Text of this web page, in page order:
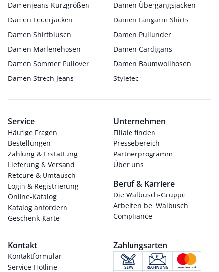
Damenjeans Kurzgrößen
Damen Übergangsjacken
Damen Lederjacken
Damen Langarm Shirts
Damen Shirtblusen
Damen Pullunder
Damen Marlenehosen
Damen Cardigans
Damen Sommer Pullover
Damen Baumwollhosen
Damen Strech Jeans
Styletec
Service
Häufige Fragen
Bestellungen
Zahlung & Erstattung
Lieferung & Versand
Retoure & Umtausch
Login & Registrierung
Online-Katalog
Katalog anfordern
Geschenk-Karte
Unternehmen
Filiale finden
Pressebereich
Partnerprogramm
Über uns
Beruf & Karriere
Die Walbusch-Gruppe
Arbeiten bei Walbusch
Compliance
Kontakt
Kontaktformular
Service-Hotline
Zahlungsarten